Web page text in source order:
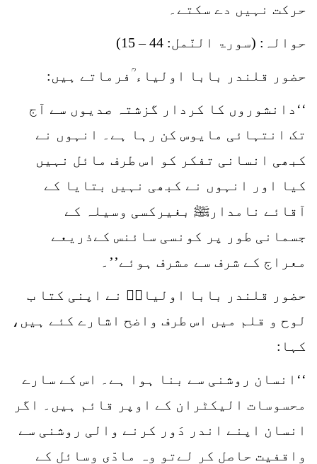
حرکت نہیں دے سکتے۔
حوالہ: (سورۃ النّمل: 44 – 15)
حضور قلندر بابا اولیاء ؒفرماتے ہیں:
‘‘دانشوروں کا کردار گزشتہ صدیوں سے آج
تک انتہائی مایوس کن رہا ہے۔ انہوں نے
کبھی انسانی تفکر کو اس طرف مائل نہیں
کیا اور انہوں نے کبھی نہیں بتایا کے
آقائے نامدارﷺ بغیرکسی وسیلہ کے
جسمانی طور پر کونسی سائنس کےذریعے
معراج کے شرف سے مشرف ہوئے’’۔
حضور قلندر بابا اولیاءؒ نے اپنی کتا ب
لوح و قلم میں اس طرف واضح اشارے کئے ہیں،
کہا:
‘‘انسان روشنی سے بنا ہوا ہے۔ اس کے سارے
محسوسات الیکٹران کے اوپر قائم ہیں۔ اگر
انسان اپنے اندر دَور کرنے والی روشنی سے
واقفیت حاصل کر لےتو وہ مادّی وسائل کے